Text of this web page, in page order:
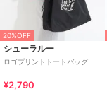
20%OFF
シューラルー
ロゴプリントトートバッグ
¥2,790